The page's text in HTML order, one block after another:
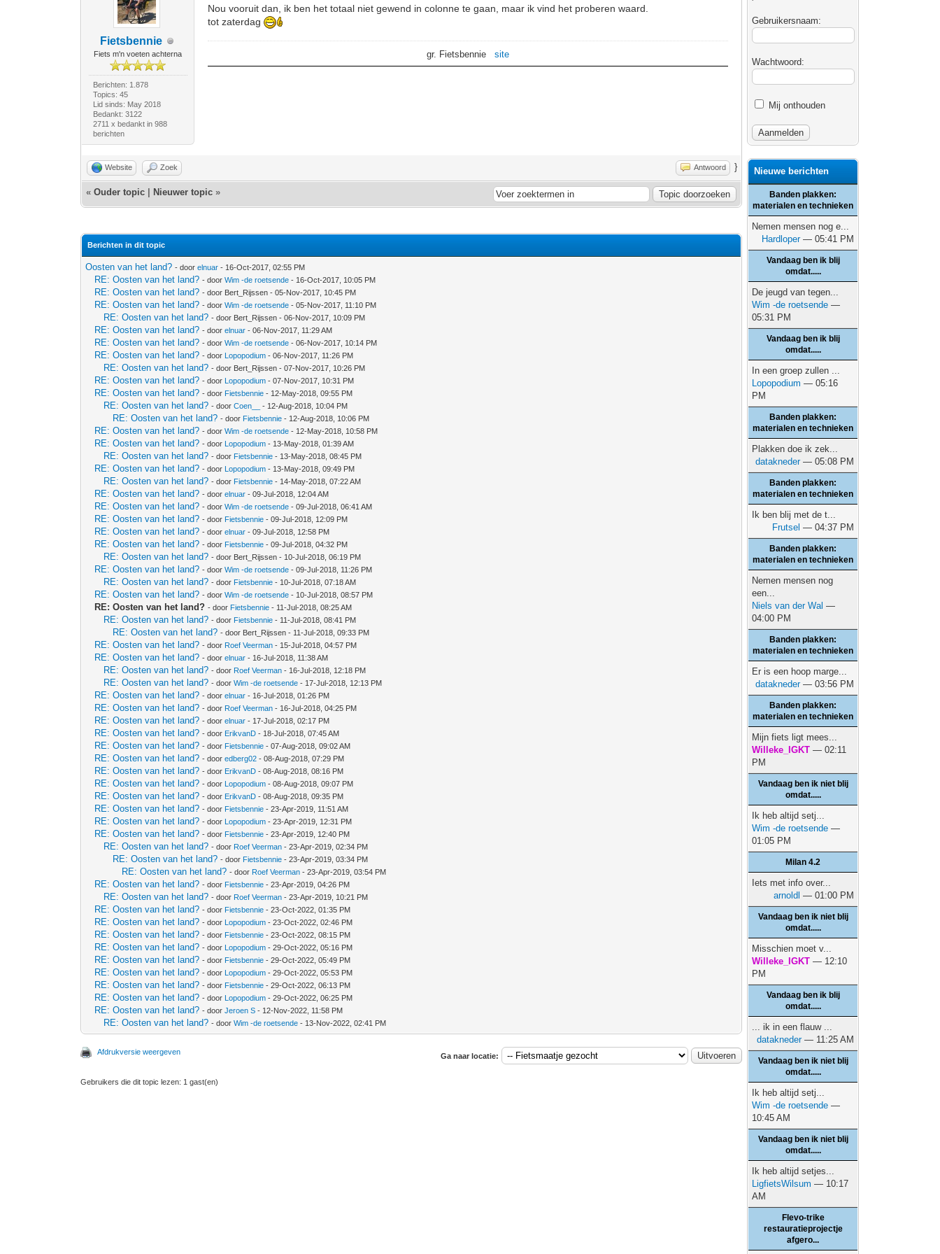
Fietsbennie
Fiets m'n voeten achterna
Berichten: 1.878
Topics: 45
Lid sinds: May 2018
Bedankt: 3122
2711 x bedankt in 988
berichten
Nou vooruit dan, ik ben het totaal niet gewend in colonne te gaan, maar ik vind het proberen waard.
tot zaterdag
gr. Fietsbenniesite
Website Zoek Antwoord }
«Ouder topic Nieuwer topic »
Berichten in dit topic
Oosten van het land? - doorelnuar - 16-Oct-2017, 02:55 PM
RE: Oosten van het land? - doorWim -de roetsende - 16-Oct-2017, 10:05 PM
RE: Oosten van het land? - door Bert_Rijssen - 05-Nov-2017, 10:45 PM
RE: Oosten van het land? - doorWim -de roetsende - 05-Nov-2017, 11:10 PM
RE: Oosten van het land? - door Bert_Rijssen - 06-Nov-2017, 10:09 PM
RE: Oosten van het land? - doorelnuar - 06-Nov-2017, 11:29 AM
RE: Oosten van het land? - doorWim -de roetsende - 06-Nov-2017, 10:14 PM
RE: Oosten van het land? - door Lopopodium - 06-Nov-2017, 11:26 PM
RE: Oosten van het land? - door Bert_Rijssen - 07-Nov-2017, 10:26 PM
RE: Oosten van het land? - door Lopopodium - 07-Nov-2017, 10:31 PM
RE: Oosten van het land? - door Fietsbennie - 12-May-2018, 09:55 PM
RE: Oosten van het land? - doorCoen__ - 12-Aug-2018, 10:04 PM
RE: Oosten van het land? - door Fietsbennie - 12-Aug-2018, 10:06 PM
RE: Oosten van het land? - doorWim -de roetsende - 12-May-2018, 10:58 PM
RE: Oosten van het land? - door Lopopodium - 13-May-2018, 01:39 AM
RE: Oosten van het land? - door Fietsbennie - 13-May-2018, 08:45 PM
RE: Oosten van het land? - door Lopopodium - 13-May-2018, 09:49 PM
RE: Oosten van het land? - door Fietsbennie - 14-May-2018, 07:22 AM
RE: Oosten van het land? - doorelnuar - 09-Jul-2018, 12:04 AM
RE: Oosten van het land? - doorWim -de roetsende - 09-Jul-2018, 06:41 AM
RE: Oosten van het land? - door Fietsbennie - 09-Jul-2018, 12:09 PM
RE: Oosten van het land? - doorelnuar - 09-Jul-2018, 12:58 PM
RE: Oosten van het land? - door Fietsbennie - 09-Jul-2018, 04:32 PM
RE: Oosten van het land? - door Bert_Rijssen - 10-Jul-2018, 06:19 PM
RE: Oosten van het land? - doorWim -de roetsende - 09-Jul-2018, 11:26 PM
RE: Oosten van het land? - door Fietsbennie - 10-Jul-2018, 07:18 AM
RE: Oosten van het land? - doorWim -de roetsende - 10-Jul-2018, 08:57 PM
RE: Oosten van het land? - door Fietsbennie - 11-Jul-2018, 08:25 AM
RE: Oosten van het land? - door Fietsbennie - 11-Jul-2018, 08:41 PM
RE: Oosten van het land? - door Bert_Rijssen - 11-Jul-2018, 09:33 PM
RE: Oosten van het land? - door Roef Veerman - 15-Jul-2018, 04:57 PM
RE: Oosten van het land? - doorelnuar - 16-Jul-2018, 11:38 AM
RE: Oosten van het land? - door Roef Veerman - 16-Jul-2018, 12:18 PM
RE: Oosten van het land? - doorWim -de roetsende - 17-Jul-2018, 12:13 PM
RE: Oosten van het land? - doorelnuar - 16-Jul-2018, 01:26 PM
RE: Oosten van het land? - door Roef Veerman - 16-Jul-2018, 04:25 PM
RE: Oosten van het land? - doorelnuar - 17-Jul-2018, 02:17 PM
RE: Oosten van het land? - door ErikvanD - 18-Jul-2018, 07:45 AM
RE: Oosten van het land? - door Fietsbennie - 07-Aug-2018, 09:02 AM
RE: Oosten van het land? - dooredberg02 - 08-Aug-2018, 07:29 PM
RE: Oosten van het land? - door ErikvanD - 08-Aug-2018, 08:16 PM
RE: Oosten van het land? - door Lopopodium - 08-Aug-2018, 09:07 PM
RE: Oosten van het land? - door ErikvanD - 08-Aug-2018, 09:35 PM
RE: Oosten van het land? - door Fietsbennie - 23-Apr-2019, 11:51 AM
RE: Oosten van het land? - door Lopopodium - 23-Apr-2019, 12:31 PM
RE: Oosten van het land? - door Fietsbennie - 23-Apr-2019, 12:40 PM
RE: Oosten van het land? - door Roef Veerman - 23-Apr-2019, 02:34 PM
RE: Oosten van het land? - door Fietsbennie - 23-Apr-2019, 03:34 PM
RE: Oosten van het land? - door Roef Veerman - 23-Apr-2019, 03:54 PM
RE: Oosten van het land? - door Fietsbennie - 23-Apr-2019, 04:26 PM
RE: Oosten van het land? - door Roef Veerman - 23-Apr-2019, 10:21 PM
RE: Oosten van het land? - door Fietsbennie - 23-Oct-2022, 01:35 PM
RE: Oosten van het land? - door Lopopodium - 23-Oct-2022, 02:46 PM
RE: Oosten van het land? - door Fietsbennie - 23-Oct-2022, 08:15 PM
RE: Oosten van het land? - door Lopopodium - 29-Oct-2022, 05:16 PM
RE: Oosten van het land? - door Fietsbennie - 29-Oct-2022, 05:49 PM
RE: Oosten van het land? - door Lopopodium - 29-Oct-2022, 05:53 PM
RE: Oosten van het land? - door Fietsbennie - 29-Oct-2022, 06:13 PM
RE: Oosten van het land? - door Lopopodium - 29-Oct-2022, 06:25 PM
RE: Oosten van het land? - doorJeroen S - 12-Nov-2022, 11:58 PM
RE: Oosten van het land? - doorWim -de roetsende - 13-Nov-2022, 02:41 PM
Afdrukversie weergeven Ga naar locatie:
Gebruikers die dit topic lezen: 1 gast(en)
Gebruikersnaam:
Wachtwoord:
Mij onthouden
Nieuwe berichten
Banden plakken:
materialen en technieken
Nemen mensen nog e...
Hardloper— 05:41 PM
Vandaag ben ik blij
omdat.....
De jeugd van tegen...
Wim -de roetsende —
05:31 PM
Vandaag ben ik blij
omdat.....
In een groep zullen ...
Lopopodium — 05:16
PM
Banden plakken:
materialen en technieken
Plakken doe ik zek...
datakneder— 05:08 PM
Banden plakken:
materialen en technieken
Ik ben blij met de t...
Frutsel — 04:37 PM
Banden plakken:
materialen en technieken
Nemen mensen nog
een...
Niels van der Wal —
04:00 PM
Banden plakken:
materialen en technieken
Er is een hoop marge...
datakneder— 03:56 PM
Banden plakken:
materialen en technieken
Mijn fiets ligt mees...
Willeke_IGKT — 02:11
PM
Vandaag ben ik niet blij
omdat.....
Ik heb altijd setj...
Wim -de roetsende —
01:05 PM
Milan 4.2
Iets met info over...
arnoldl — 01:00 PM
Vandaag ben ik niet blij
omdat.....
Misschien moet v...
Willeke_IGKT — 12:10
PM
Vandaag ben ik blij
omdat.....
... ik in een flauw ...
datakneder— 11:25 AM
Vandaag ben ik niet blij
omdat.....
Ik heb altijd setj...
Wim -de roetsende —
10:45 AM
Vandaag ben ik niet blij
omdat.....
Ik heb altijd setjes...
LigfietsWilsum — 10:17
AM
Flevo-trike
restauratieprojectje
afgero...